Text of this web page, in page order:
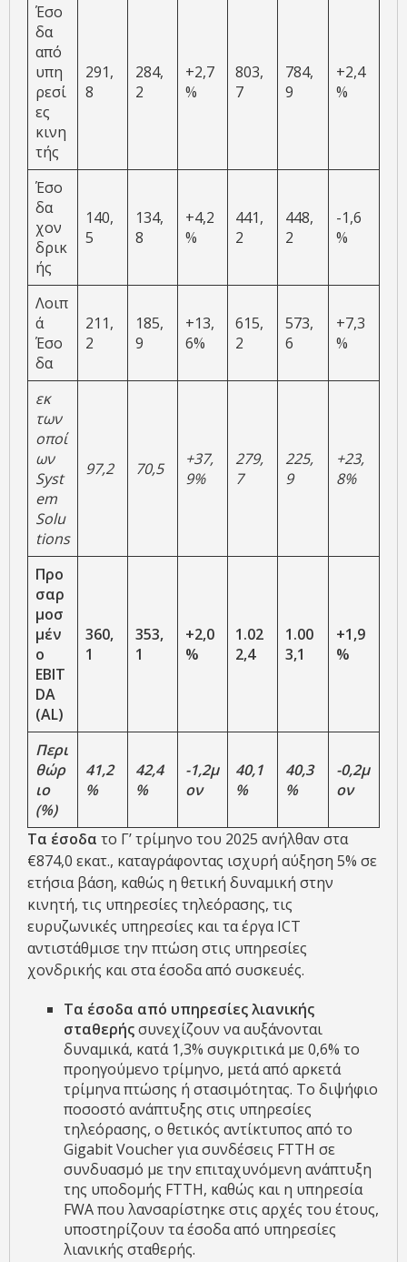
Έσο
δα
από
υπη
ρεσί
ες
κινη
τής
291,
8
284,
2
+2,7
%
803,
7
784,
9
+2,4
%
Έσο
δα
χον
δρικ
ής
140,
5
134,
8
+4,2
%
441,
2
448,
2
-1,6
%
Λοιπ
ά
Έσο
δα
211,
2
185,
9
+13,
6%
615,
2
573,
6
+7,3
%
εκ
των
οποί
ων
Syst
em
Solu
tions
97,2 70,5
+37,
9%
279,
7
225,
9
+23,
8%
Προ
σαρ
μοσ
μέν
ο
EBIT
DA
(AL)
360,
1
353,
1
+2,0
%
1.02
2,4
1.00
3,1
+1,9
%
Περι
θώρ
ιο
(%)
41,2
%
42,4
%
-1,2μ
ον
40,1
%
40,3
%
-0,2μ
ον
Τα έσοδα το Γ’ τρίμηνο του 2025 ανήλθαν στα
€874,0 εκατ., καταγράφοντας ισχυρή αύξηση 5% σε
ετήσια βάση, καθώς η θετική δυναμική στην
κινητή, τις υπηρεσίες τηλεόρασης, τις
ευρυζωνικές υπηρεσίες και τα έργα ICT
αντιστάθμισε την πτώση στις υπηρεσίες
χονδρικής και στα έσοδα από συσκευές.
Τα έσοδα από υπηρεσίες λιανικής
σταθερήςσυνεχίζουν να αυξάνονται
δυναμικά, κατά 1,3% συγκριτικά με 0,6% το
προηγούμενο τρίμηνο, μετά από αρκετά
τρίμηνα πτώσης ή στασιμότητας. Το διψήφιο
ποσοστό ανάπτυξης στις υπηρεσίες
τηλεόρασης, ο θετικός αντίκτυπος από το
Gigabit Voucher για συνδέσεις FTTH σε
συνδυασμό με την επιταχυνόμενη ανάπτυξη
της υποδομής FTTH, καθώς και η υπηρεσία
FWA που λανσαρίστηκε στις αρχές του έτους,
υποστηρίζουν τα έσοδα από υπηρεσίες
λιανικής σταθερής.